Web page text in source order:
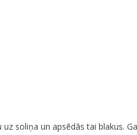
soliņa un apsēdās tai blakus.